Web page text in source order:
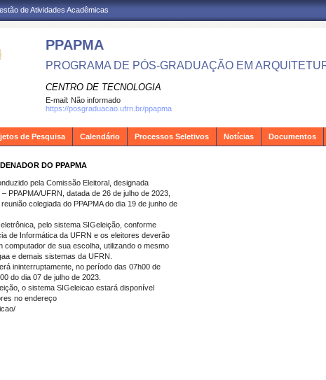
de Atividades Acadêmicas
PPAPMA
PROGRAMA DE PÓS-GRADUAÇÃO EM
CENTRO DE TECNOLOGIA
E-mail: Não informado
https://posgraduacao.ufrn.br/ppapma
de Pesquisa Calendário Processos Seletivos Notícias Documentos
DO PPAPMA
pela Comissão Eleitoral, designada
PPAPMA/UFRN, datada de 26 de julho de 2023,
colegiada do PPAPMA do dia 19 de junho de
pelo sistema SIGeleição, conforme
de Informática da UFRN e os eleitores deverão
computador de sua escolha, utilizando o mesmo
e demais sistemas da UFRN.
ininterruptamente, no período das 07h00 de
do dia 07 de julho de 2023
o sistema SIGeleicao estará disponível
no endereço